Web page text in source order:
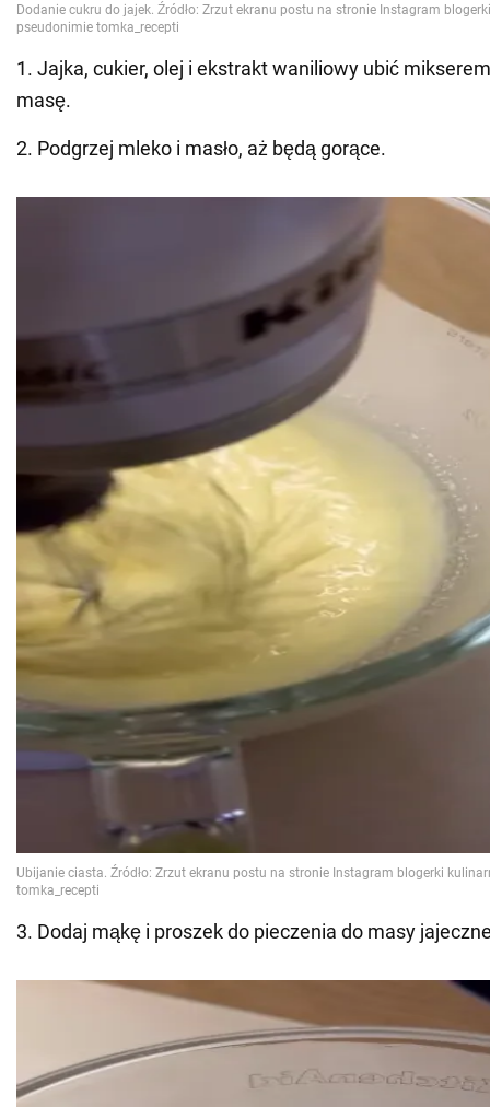
1. Jajka, cukier, olej i ekstrakt waniliowy ubić
masę.
2. Podgrzej mleko i masło, aż będą gorące.
3. Dodaj mąkę i proszek do pieczenia do masy